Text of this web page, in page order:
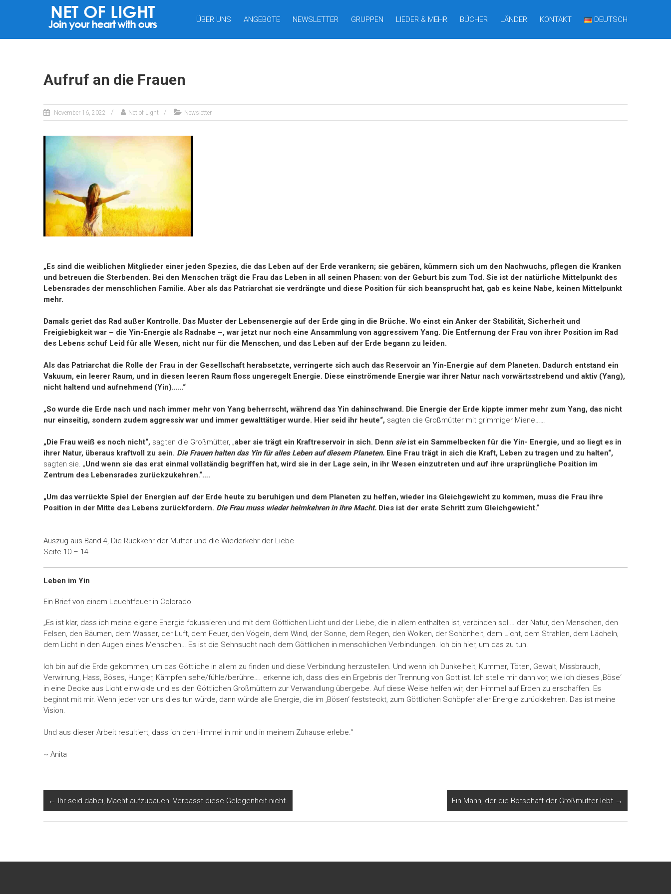
LICHTNETZ ÜBER UNS ANGEBOTE NEWSLETTER GRUPPEN LIEDER & MEHR BÜCHER LÄNDER KONTAKT DEUTSCH
Aufruf an die Frauen
November 16, 2022 Net of Light Newsletter
„Es sind die weiblichen Mitglieder einer jeden Spezies, die das Leben auf der Erde verankern; sie gebären, kümmern sich um den Nachwuchs, pflegen die Kranken
und betreuen die Sterbenden. Bei den Menschen trägt die Frau das Leben in all seinen Phasen: von der Geburt bis zum Tod. Sie ist der natürliche Mittelpunkt des
Lebensrades der menschlichen Familie. Aber als das Patriarchat sie verdrängte und diese Position für sich beansprucht hat, gab es keine Nabe, keinen Mittelpunkt
mehr.
Damals geriet das Rad außer Kontrolle. Das Muster der Lebensener­gie auf der Erde ging in die Brüche. Wo einst ein Anker der Stabilität, Sicherheit und
Freigiebigkeit war – die Yin-Energie als Radnabe –, war jetzt nur noch eine Ansammlung von aggressivem Yang. Die Entfer­nung der Frau von ihrer Position im Rad
des Lebens schuf Leid für alle Wesen, nicht nur für die Menschen, und das Leben auf der Erde begann zu leiden.
Als das Patriarchat die Rolle der Frau in der Gesellschaft herabsetzte, verringerte sich auch das Reservoir an Yin-Energie auf dem Planeten. Dadurch entstand ein
Vakuum, ein leerer Raum, und in diesen leeren Raum floss ungeregelt Energie. Diese einströmende Energie war ihrer Natur nach vorwärtsstrebend und aktiv (Yang),
nicht haltend und auf­nehmend (Yin)……“
„So wurde die Erde nach und nach immer mehr von Yang beherrscht, während das Yin dahinschwand. Die Energie der Erde kippte immer mehr zum Yang, das nicht
nur einseitig, sondern zudem aggressiv war und immer gewalttätiger wurde. Hier seid ihr heute“, sagten die Groß­mütter mit grimmiger Miene……
„Die Frau weiß es noch nicht“, sagten die Großmütter, „aber sie trägt ein Kraftreservoir in sich. Denn sie ist ein Sammelbecken für die Yin- Energie, und so liegt es in
ihrer Natur, überaus kraftvoll zu sein. Die Frauen halten das Yin für alles Leben auf diesem Planeten. Eine Frau trägt in sich die Kraft, Leben zu tragen und zu halten“,
sagten sie. „Und wenn sie das erst einmal vollständig begriffen hat, wird sie in der Lage sein, in ihr Wesen einzutreten und auf ihre ursprüngliche Position im
Zentrum des Lebensrades zurückzukehren.“….
„Um das verrückte Spiel der Energien auf der Erde heute zu beruhi­gen und dem Planeten zu helfen, wieder ins Gleichgewicht zu kommen, muss die Frau ihre
Position in der Mitte des Lebens zurückfordern. Die Frau muss wieder heimkehren in ihre Macht. Dies ist der erste Schritt zum Gleichgewicht.“
Auszug aus Band 4, Die Rückkehr der Mutter und die Wiederkehr der Liebe
Seite 10 – 14
Leben im Yin
Ein Brief von einem Leuchtfeuer in Colorado
„Es ist klar, dass ich meine eigene Energie fokussieren und mit dem Göttlichen Licht und der Liebe, die in allem enthalten ist, verbinden soll… der Natur, den Menschen, den
Felsen, den Bäumen, dem Wasser, der Luft, dem Feuer, den Vögeln, dem Wind, der Sonne, dem Regen, den Wolken, der Schönheit, dem Licht, dem Strahlen, dem Lächeln,
dem Licht in den Augen eines Menschen… Es ist die Sehnsucht nach dem Göttlichen in menschlichen Verbindungen. Ich bin hier, um das zu tun.
Ich bin auf die Erde gekommen, um das Göttliche in allem zu finden und diese Verbindung herzustellen. Und wenn ich Dunkelheit, Kummer, Töten, Gewalt, Missbrauch,
Verwirrung, Hass, Böses, Hunger, Kämpfen sehe/fühle/berühre…. erkenne ich, dass dies ein Ergebnis der Trennung von Gott ist. Ich stelle mir dann vor, wie ich dieses ‚Böse‘
in eine Decke aus Licht einwickle und es den Göttlichen Großmüttern zur Verwandlung übergebe. Auf diese Weise helfen wir, den Himmel auf Erden zu erschaffen. Es
beginnt mit mir. Wenn jeder von uns dies tun würde, dann würde alle Energie, die im ‚Bösen‘ feststeckt, zum Göttlichen Schöpfer aller Energie zurückkehren. Das ist meine
Vision.
Und aus dieser Arbeit resultiert, dass ich den Himmel in mir und in meinem Zuhause erlebe.“
~ Anita
← Ihr seid dabei, Macht aufzubauen: Verpasst diese Gelegenheit nicht. Ein Mann, der die Botschaft der Großmütter lebt →